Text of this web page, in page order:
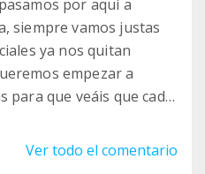
por aquí a
siempre vamos justas
ya nos quitan
empezar a
para que veáis que cada
se emplea para salvar
dos retiradas de
Ver todo el comentario